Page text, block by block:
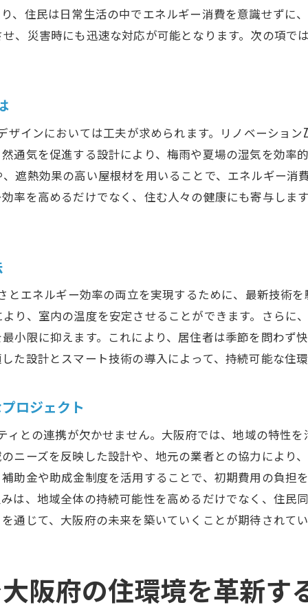
リノベーションで得られる経済的効果
住民の満足度を高める成功の秘訣
大阪府の特性に合ったリノベーション戦略
ZEHがもたらす生活の質向上
次世代のための環境負荷低減技術の導入
長期的な視点でのリノベーションの可能性
住まい全体のエネルギー効率化の取り組み
再生可能エネルギーの活用事例
環境に配慮した建材の選び方
スマートホーム技術がもたらす利便性
ZEHによる生活コストの最適化
住民の健康を支えるエコな住まい
エネルギー自給型住宅が実現する安心感
新しいライフスタイルの提案
長期的に持続可能な住宅の特長
、住民は日常生活の中でエネルギー消費を意識せずに
、災害時にも迅速な対応が可能となります。次の項で
ザインにおいては工夫が求められます。リノベーショ
通気を促進する設計により、梅雨や夏場の湿気を効率
遮熱効果の高い屋根材を用いることで、エネルギー消
率を高めるだけでなく、住む人々の健康にも寄与しま
とエネルギー効率の両立を実現するために、最新技術
り、室内の温度を安定させることができます。さらに
小限に抑えます。これにより、居住者は季節を問わず
た設計とスマート技術の導入によって、持続可能な住
ロジェクト
ィとの連携が欠かせません。大阪府では、地域の特性
ニーズを反映した設計や、地元の業者との協力により
助金や助成金制度を活用することで、初期費用の負担
は、地域全体の持続可能性を高めるだけでなく、住民
通じて、大阪府の未来を築いていくことが期待されて
阪府の住環境を革新す